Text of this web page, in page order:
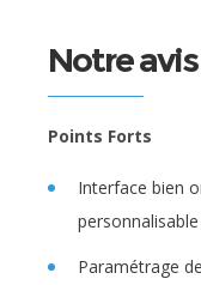
Notre
Points Forts
Interface bien
personnalisable
Paramétrage